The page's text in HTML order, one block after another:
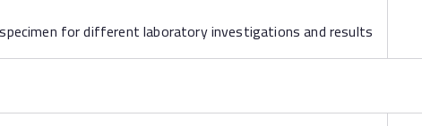
for different laboratory investigations and results.